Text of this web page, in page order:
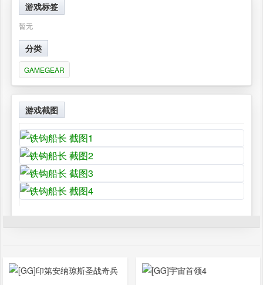
游戏标签
暂无
分类
GAMEGEAR
游戏截图